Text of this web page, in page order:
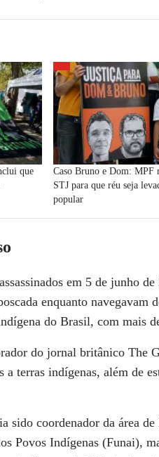
que
Caso Bruno e Dom: MPF
STJ para que réu seja
popular
em 5 de junho
enquanto navegavam
do Brasil, com mais
do jornal britânico The
a terras indígenas, além de
sido coordenador da área
Povos Indígenas (Funai),